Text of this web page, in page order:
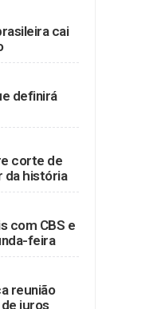
cai
definirá
corte de
da história
com CBS e
feira
reunião
juros